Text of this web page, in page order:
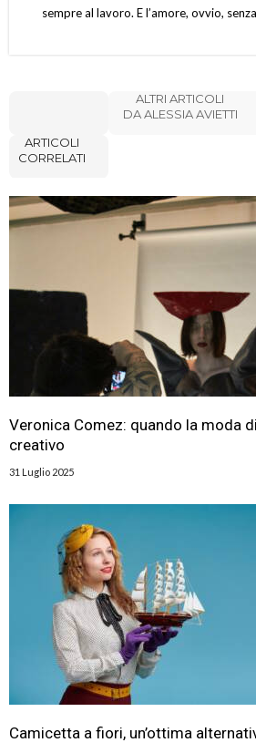
sempre al lavoro. E l’amore, ovvio,
ARTICOLI
CORRELATI
ALTRI ARTICOLI
DA ALESSIA AVIETTI
Veronica Comez: quando la moda
creativo
31 Luglio 2025
Camicetta a fiori, un’ottima